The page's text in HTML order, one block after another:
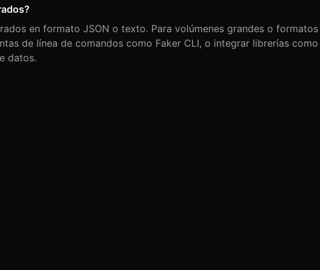
en formato JSON o texto. Para volúmenes grandes o
de línea de comandos como Faker CLI, o integrar librerías
datos.